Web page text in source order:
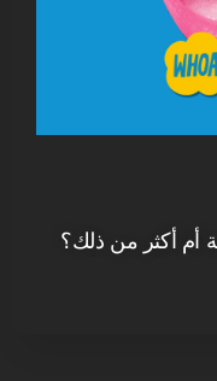
أم أكثر من ذلك؟